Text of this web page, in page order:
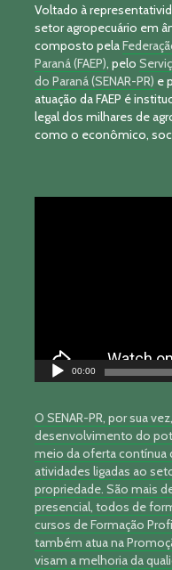
Voltado à
setor agropecuário em
composto pela
Paraná (FAEP), pelo
do Paraná (SENAR-PR) e
atuação da FAEP é
legal dos milhares de
como o econômico,
00:00
O SENAR-PR, por sua
desenvolvimento do
meio da oferta contínua
atividades ligadas ao
propriedade. São mais
presencial, todos de
cursos de Formação
também atua na
visam a melhoria da